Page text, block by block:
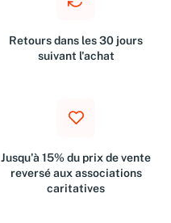
Retours dans les 30 jours
suivant l'achat
Jusqu'à 15% du prix de vente
reversé aux associations
caritatives